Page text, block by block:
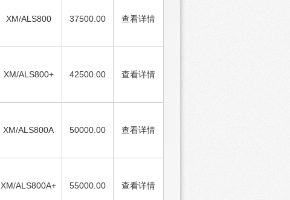
XM/ALS800 37500.00 查看详情
XM/ALS800+ 42500.00 查看详情
XM/ALS800A 50000.00 查看详情
XM/ALS800A+ 55000.00 查看详情